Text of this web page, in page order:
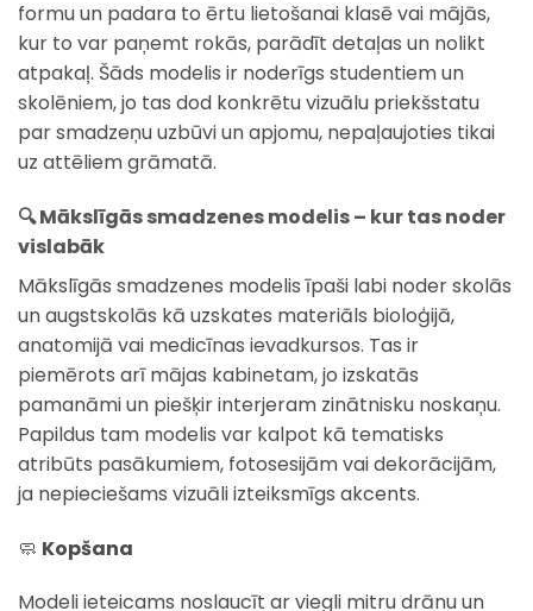
formu un padara to ērtu lietošanai klasē vai mājās,
kur to var paņemt rokās, parādīt detaļas un nolikt
atpakaļ. Šāds modelis ir noderīgs studentiem un
skolēniem, jo tas dod konkrētu vizuālu priekšstatu
par smadzeņu uzbūvi un apjomu, nepaļaujoties tikai
uz attēliem grāmatā.
🔍 Mākslīgās smadzenes modelis – kur tas noder
vislabāk
Mākslīgās smadzenes modelis īpaši labi noder skolās
un augstskolās kā uzskates materiāls bioloģijā,
anatomijā vai medicīnas ievadkursos. Tas ir
piemērots arī mājas kabinetam, jo izskatās
pamanāmi un piešķir interjeram zinātnisku noskaņu.
Papildus tam modelis var kalpot kā tematisks
atribūts pasākumiem, fotosesijām vai dekorācijām,
ja nepieciešams vizuāli izteiksmīgs akcents.
🧼 Kopšana
Modeli ieteicams noslaucīt ar viegli mitru drānu un